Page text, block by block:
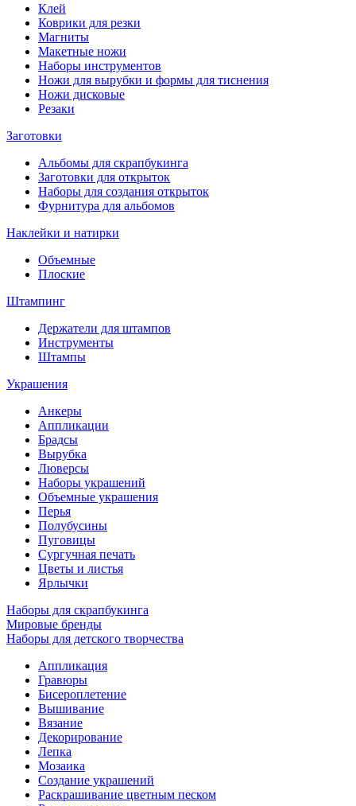
Клей
Коврики для резки
Магниты
Макетные ножи
Наборы инструментов
Ножи для вырубки и формы для тиснения
Ножи дисковые
Резаки
Заготовки
Альбомы для скрапбукинга
Заготовки для открыток
Наборы для создания открыток
Фурнитура для альбомов
Наклейки и натирки
Объемные
Плоские
Штампинг
Держатели для штампов
Инструменты
Штампы
Украшения
Анкеры
Аппликации
Брадсы
Вырубка
Люверсы
Наборы украшений
Объемные украшения
Перья
Полубусины
Пуговицы
Сургучная печать
Цветы и листья
Ярлычки
Наборы для скрапбукинга
Мировые бренды
Наборы для детского творчества
Аппликация
Гравюры
Бисероплетение
Вышивание
Вязание
Декорирование
Лепка
Мозаика
Создание украшений
Раскрашивание цветным песком